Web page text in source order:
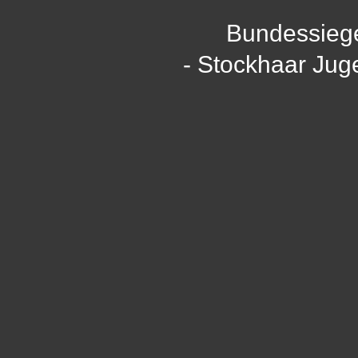
- Stockhaar